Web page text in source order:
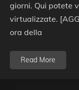
giorni. Qui potete
virtualizzate.
ora della
Read More